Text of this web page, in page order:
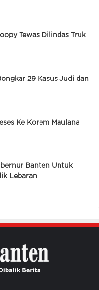
Tewas Dilindas Truk
29 Kasus Judi dan
Ke Korem Maulana
Banten Untuk
Lebaran